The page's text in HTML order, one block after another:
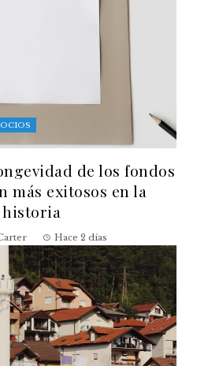
de los fondos
más exitosos en la
historia
Hace 2 días